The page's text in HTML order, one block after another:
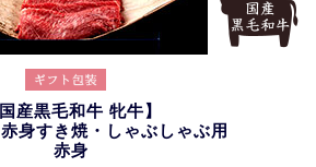
国産黒毛和牛 牝牛】
身すき焼・しゃぶしゃぶ用
赤身